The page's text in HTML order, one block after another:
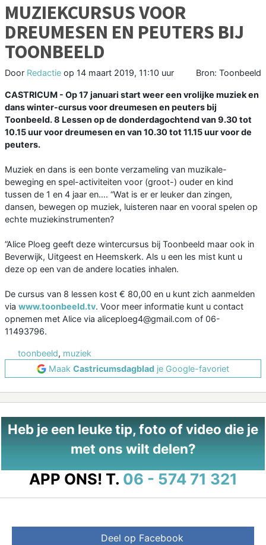
MUZIEKCURSUS VOOR
DREUMESEN EN PEUTERS BIJ
TOONBEELD
Door Redactie op 14 maart 2019, 11:10 uur Bron: Toonbeeld
CASTRICUM - Op 17 januari start weer een vrolijke muziek en
dans winter-cursus voor dreumesen en peuters bij
Toonbeeld. 8 Lessen op de donderdagochtend van 9.30 tot
10.15 uur voor dreumesen en van 10.30 tot 11.15 uur voor de
peuters.
Muziek en dans is een bonte verzameling van muzikale-
beweging en spel-activiteiten voor (groot-) ouder en kind
tussen de 1 en 4 jaar en…. “Wat is er er leuker dan zingen,
dansen, bewegen op muziek, luisteren naar en vooral spelen op
echte muziekinstrumenten?
”Alice Ploeg geeft deze wintercursus bij Toonbeeld maar ook in
Beverwijk, Uitgeest en Heemskerk. Als u een les mist kunt u
deze op een van de andere locaties inhalen.
De cursus van 8 lessen kost € 80,00 en u kunt zich aanmelden
via www.toonbeeld.tv. Voor meer informatie kunt u contact
opnemen met Alice via aliceploeg4@gmail.com of 06-
11493796.
toonbeeld, muziek
Maak Castricumsdagblad je Google-favoriet
Heb je een leuke tip, foto of video die je
met ons wilt delen?
APP ONS! T. 06 - 574 71 321
Deel op Facebook